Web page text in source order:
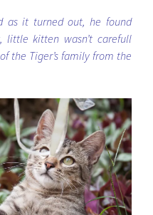
as it turned out, he found
little kitten wasn’t carefull
the Tiger’s family from the